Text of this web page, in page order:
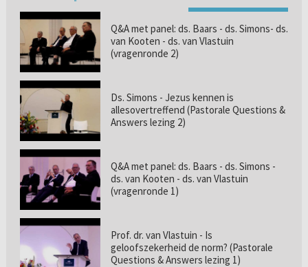
Q&A met panel: ds. Baars - ds. Simons- ds.
van Kooten - ds. van Vlastuin
(vragenronde 2)
Ds. Simons - Jezus kennen is
allesovertreffend (Pastorale Questions &
Answers lezing 2)
Q&A met panel: ds. Baars - ds. Simons -
ds. van Kooten - ds. van Vlastuin
(vragenronde 1)
Prof. dr. van Vlastuin - Is
geloofszekerheid de norm? (Pastorale
Questions & Answers lezing 1)